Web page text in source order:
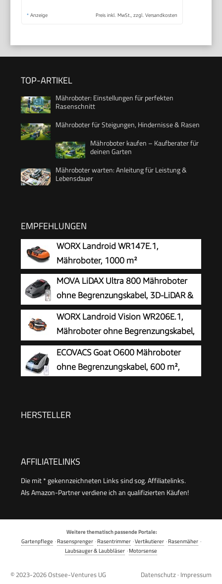
* Anzeige Preis inkl. MwSt., zzgl. Versandkosten
TOP-ARTIKEL
Mähroboter: Einstellungen für perfekten
Rasenschnitt
Mähroboter für Steigungen, Hindernisse & Rasen
Mähroboter kaufen – Kaufberater für
deinen Garten
Mähroboter warten: Anleitung für Leistung &
Lebensdauer
EMPFEHLUNGEN
WORX Landroid WR147E.1,
Mähroboter, 1000 m²
MOVA LiDAX Ultra 800 Mähroboter
ohne Begrenzungskabel, 3D-LiDAR &
KI Vision
WORX Landroid Vision WR206E.1,
Mähroboter ohne Begrenzungskabel,
600 m²
ECOVACS Goat O600 Mähroboter
ohne Begrenzungskabel, 600 m²,
Steuerung, passiert 0,7 m schmale Stellen
HERSTELLER
AFFILIATELINKS
Die mit * gekennzeichneten Links sind sog. Affiliatelinks.
Als Amazon-Partner verdiene ich an qualifizierten Käufen!
Weitere thematisch passende Portale:
Gartenpflege ·Rasensprenger·Rasentrimmer·Vertikutierer·Rasenmäher·
Laubsauger & Laubbläser ·Motorsense
© 2023-2026Ostsee-Ventures UG Datenschutz · Impressum